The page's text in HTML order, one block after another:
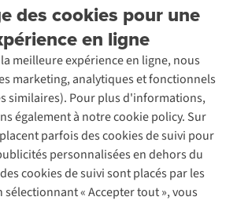
des cookies pour une
en ligne
meilleure expérience en ligne, nous
marketing, analytiques et fonctionnels
similaires). Pour plus d'informations,
également à notre cookie policy. Sur
parfois des cookies de suivi pour
personnalisées en dehors du
cookies de suivi sont placés par les
sélectionnant « Accepter tout », vous
d’hiver
Suivez-nous